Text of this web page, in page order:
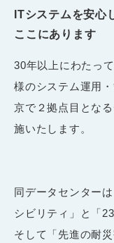
ITシステムを安心
ここにあります
30年以上にわたっ
様のシステム運用
京で２拠点目とな
施いたします。
同データセンター
シビリティ」と「
そして「先進の耐